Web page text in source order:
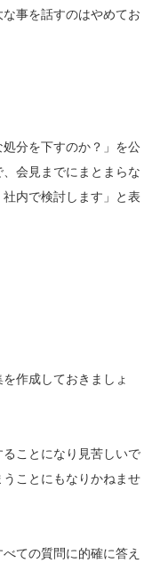
事を話すのはやめてお
処分を下すのか？」を公
会見までにまとまらな
内で検討します」と表
作成しておきましょ
ことになり見苦しいで
ことにもなりかねませ
ての質問に的確に答え